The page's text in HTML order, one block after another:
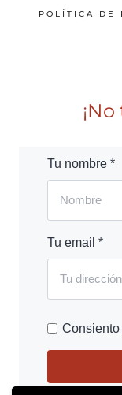
POLÍTICA DE
Tu nombre *
Tu email *
Consiento